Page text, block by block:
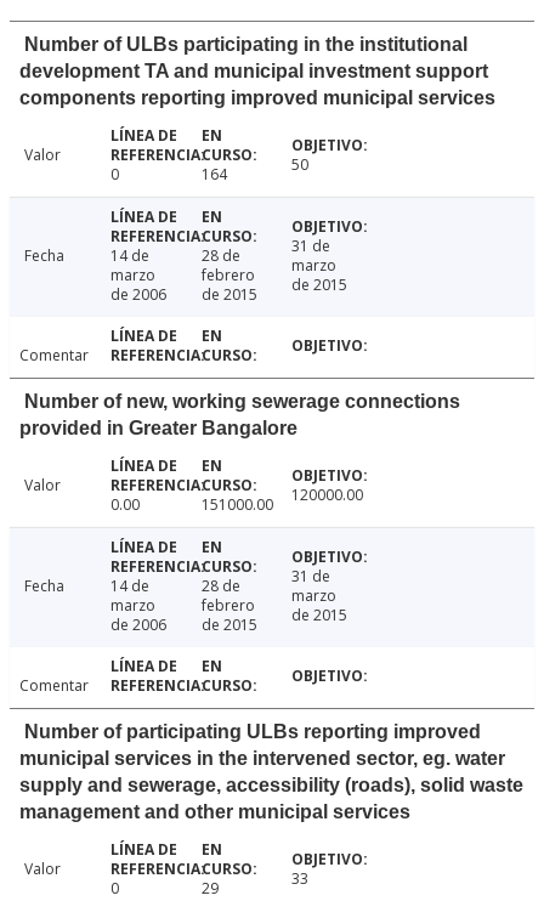
Number of ULBs participating in the institutional
development TA and municipal investment support
components reporting improved municipal services
Valor
0
164 50
Fecha
14 de
marzo
de 2006
28 de
febrero
de 2015
31 de
marzo
de 2015
Comentar
Number of new, working sewerage connections
provided in Greater Bangalore
Valor
0.00
151000.00 120000.00
Fecha
14 de
marzo
de 2006
28 de
febrero
de 2015
31 de
marzo
de 2015
Comentar
Number of participating ULBs reporting improved
municipal services in the intervened sector, eg. water
supply and sewerage, accessibility (roads), solid waste
management and other municipal services
Valor
0
29 33